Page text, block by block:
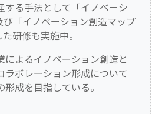
する手法として「イノベーシ
「イノベーション創造マップ
研修も実施中。
によるイノベーション創造と
ラボレーション形成について
成を目指している。